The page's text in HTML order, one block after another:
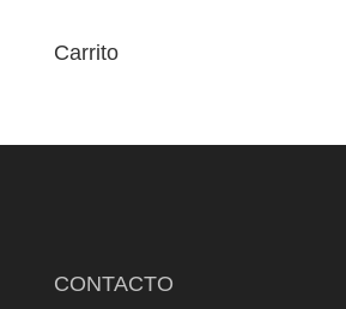
Carrito
CONTACTO